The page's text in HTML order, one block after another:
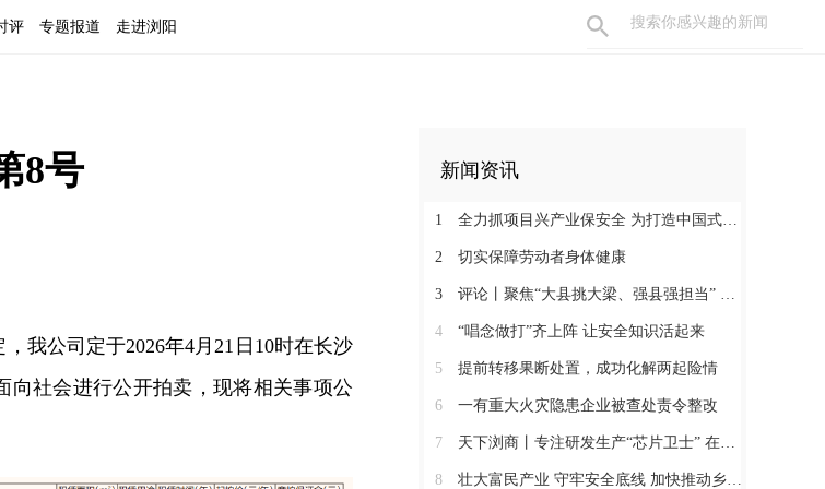
评 专题报道 走进浏阳
8号
我公司定于2026年4月21日10时在长沙
向社会进行公开拍卖，现将相关事项公
新闻资讯
1 全力抓项目兴产业保安全 为打造中国式现代化县域示范作出更大贡献
2 切实保障劳动者身体健康
3 评论丨聚焦“大县挑大梁、强县强担当” 保持定力真抓实干奋发作为
4 “唱念做打”齐上阵 让安全知识活起来
5 提前转移果断处置，成功化解两起险情
6 一有重大火灾隐患企业被查处责令整改
7 天下浏商丨专注研发生产“芯片卫士” 在半导体红海中搏出“隐形冠军”
8 壮大富民产业 守牢安全底线 加快推动乡村全面振兴